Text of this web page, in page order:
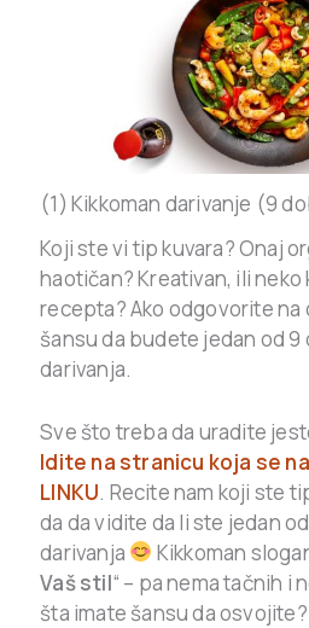
(1) Kikkoman darivanje (9
Koji ste vi tip kuvara? Onaj
haotičan? Kreativan, ili
recepta? Ako odgovorite na
šansu da budete jedan od 9
darivanja.
Sve što treba da uradite
Idite na stranicu koja se
LINKU. Recite nam koji ste
da da vidite da li ste jedan
darivanja
Kikkoman
Vaš stil“ – pa nema tačnih i
šta imate šansu da osvojite?